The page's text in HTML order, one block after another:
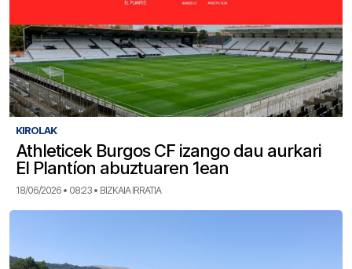
KIROLAK
Athleticek Burgos CF izango dau aurkari
El Plantíon abuztuaren 1ean
18/06/2026 • 08:23 • BIZKAIA IRRATIA